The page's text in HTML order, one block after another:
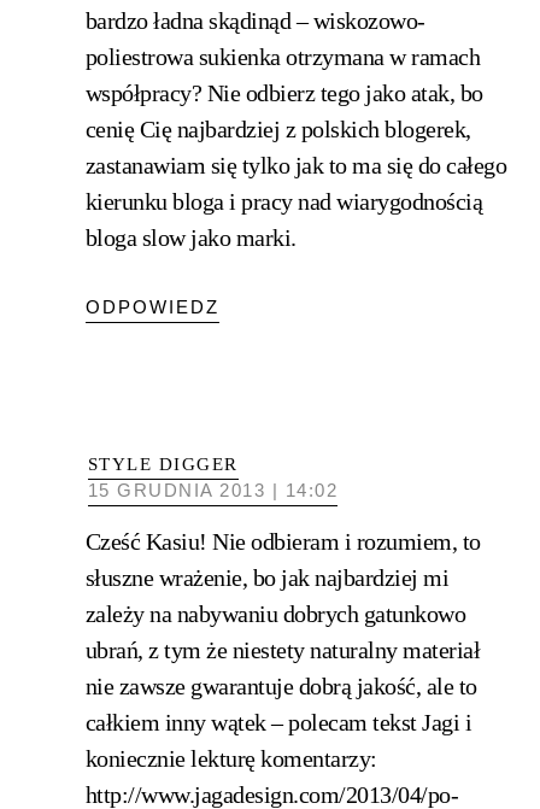
bardzo ładna skądinąd – wiskozowo-
poliestrowa sukienka otrzymana w ramach
współpracy? Nie odbierz tego jako atak, bo
cenię Cię najbardziej z polskich blogerek,
zastanawiam się tylko jak to ma się do całego
kierunku bloga i pracy nad wiarygodnością
bloga slow jako marki.
ODPOWIEDZ
STYLE DIGGER
15 GRUDNIA 2013 | 14:02
Cześć Kasiu! Nie odbieram i rozumiem, to
słuszne wrażenie, bo jak najbardziej mi
zależy na nabywaniu dobrych gatunkowo
ubrań, z tym że niestety naturalny materiał
nie zawsze gwarantuje dobrą jakość, ale to
całkiem inny wątek – polecam tekst Jagi i
koniecznie lekturę komentarzy:
http://www.jagadesign.com/2013/04/po-